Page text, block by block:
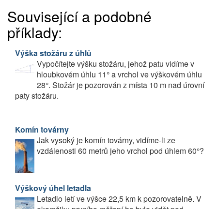
Související a podobné
příklady:
Výška stožáru z úhlů
Vypočítejte výšku stožáru, jehož patu vidíme v
hloubkovém úhlu 11° a vrchol ve výškovém úhlu
28°. Stožár je pozorován z místa 10 m nad úrovní
paty stožáru.
Komín továrny
Jak vysoký je komín továrny, vidíme-li ze
vzdálenosti 60 metrů jeho vrchol pod úhlem 60°?
Výškový úhel letadla
Letadlo letí ve výšce 22,5 km k pozorovatelně. V